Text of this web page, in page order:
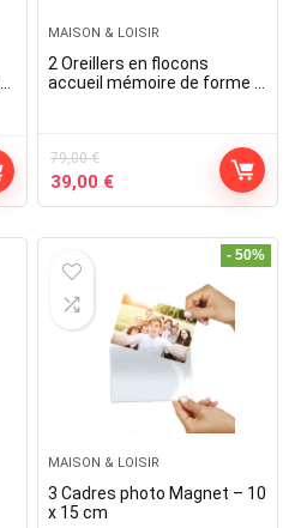
MAISON & LOISIR
2 Oreillers en flocons
accueil mémoire de forme –
79,00€
Original
price
39,00 €Current
price
- 50%
MAISON & LOISIR
3 Cadres photo Magnet – 10
x 15 cm